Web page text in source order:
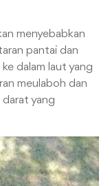
menyebabkan
pantai dan
dalam laut yang
meulaboh dan
darat yang